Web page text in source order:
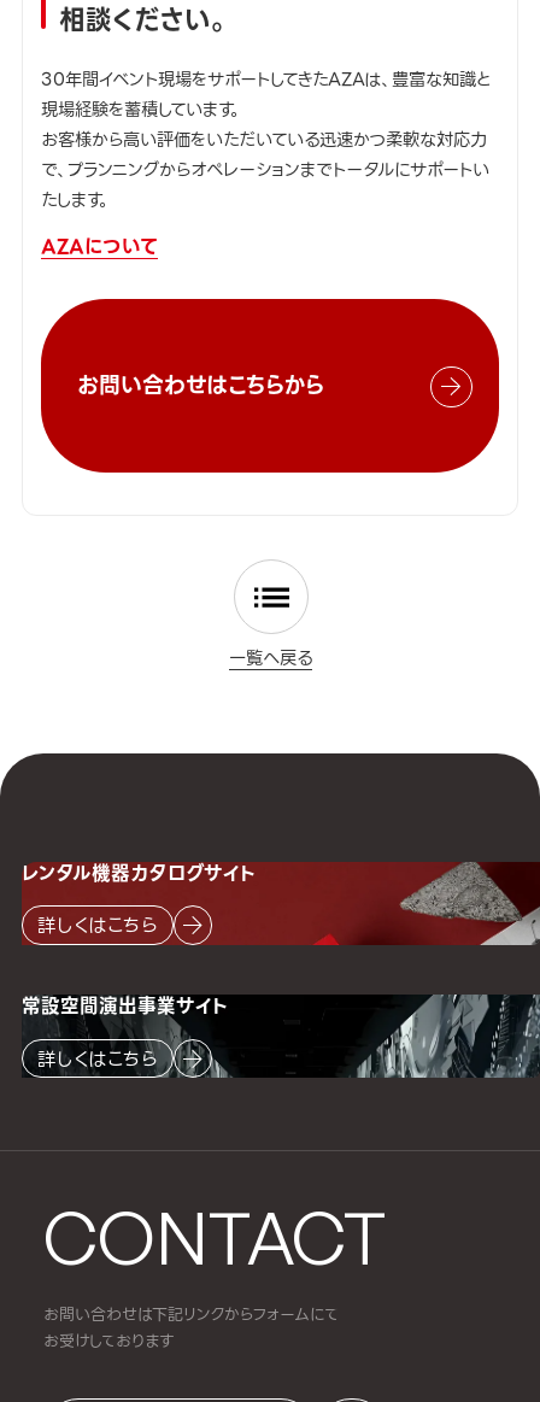
相談ください。
30年間イベント現場をサポートしてきたAZAは、豊富な知識と
現場経験を蓄積しています。
お客様から高い評価をいただいている迅速かつ柔軟な対応力
で、プランニングからオペレーションまでトータルにサポートい
たします。
AZAについて
お問い合わせはこちらから
一覧へ戻る
CONTACT
お問い合わせは下記リンクからフォームにて
お受けしております
レンタル機器カタログサイト
詳しくはこちら
常設空間演出事業サイト
詳しくはこちら